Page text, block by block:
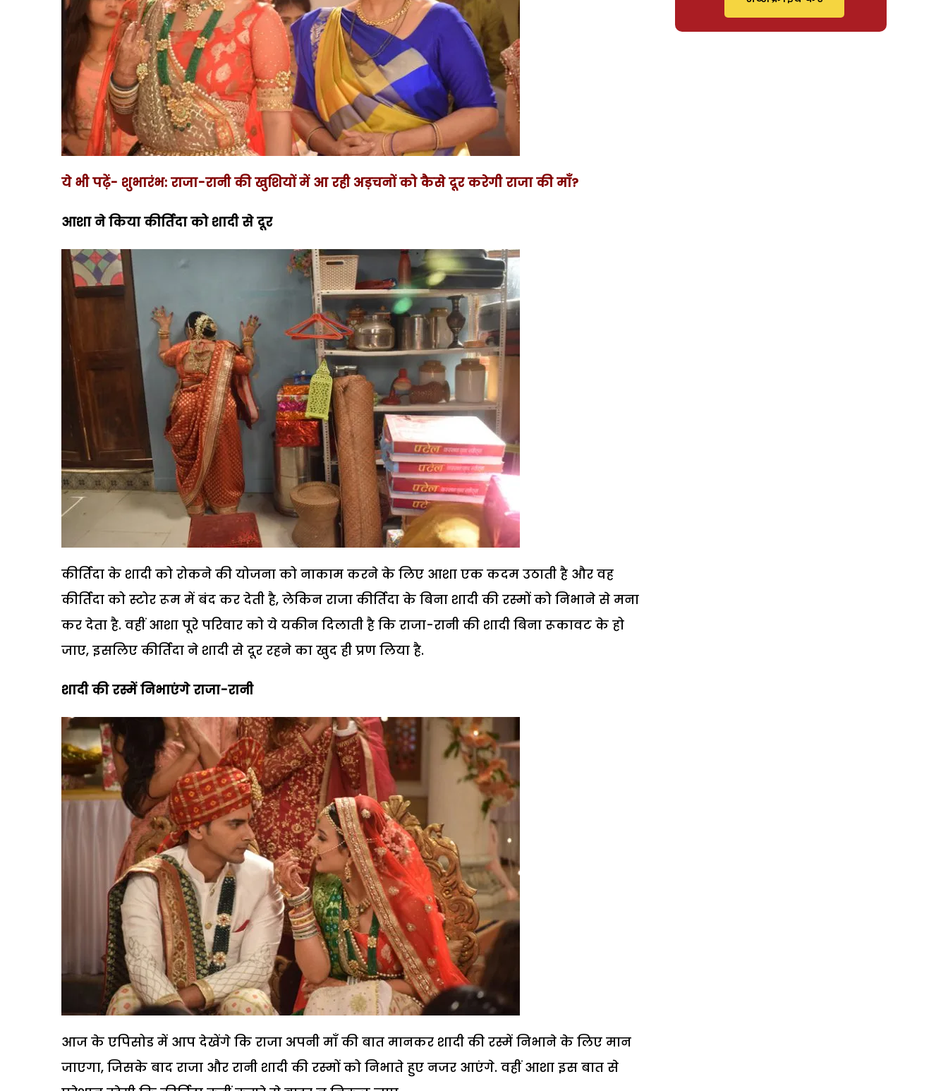
ये भी पढ़ें- शुभारंभ: राजा-रानी की खुशियों में आ रही अड़चनों को कैसे दूर करेगी राजा की माँ?
आशा ने किया कीर्तिदा को शादी से दूर
कीर्तिदा के शादी को रोकने की योजना को नाकाम करने के लिए आशा एक कदम उठाती है और वह
कीर्तिदा को स्टोर रूम में बंद कर देती है, लेकिन राजा कीर्तिदा के बिना शादी की रस्मों को निभाने से मना
कर देता है. वहीं आशा पूरे परिवार को ये यकीन दिलाती है कि राजा-रानी की शादी बिना रूकावट के हो
जाए, इसलिए कीर्तिदा ने शादी से दूर रहने का खुद ही प्रण लिया है.
शादी की रस्में निभाएंगे राजा-रानी
आज के एपिसोड में आप देखेंगे कि राजा अपनी माँ की बात मानकर शादी की रस्में निभाने के लिए मान
जाएगा, जिसके बाद राजा और रानी शादी की रस्मों को निभाते हुए नजर आएंगे. वहीं आशा इस बात से